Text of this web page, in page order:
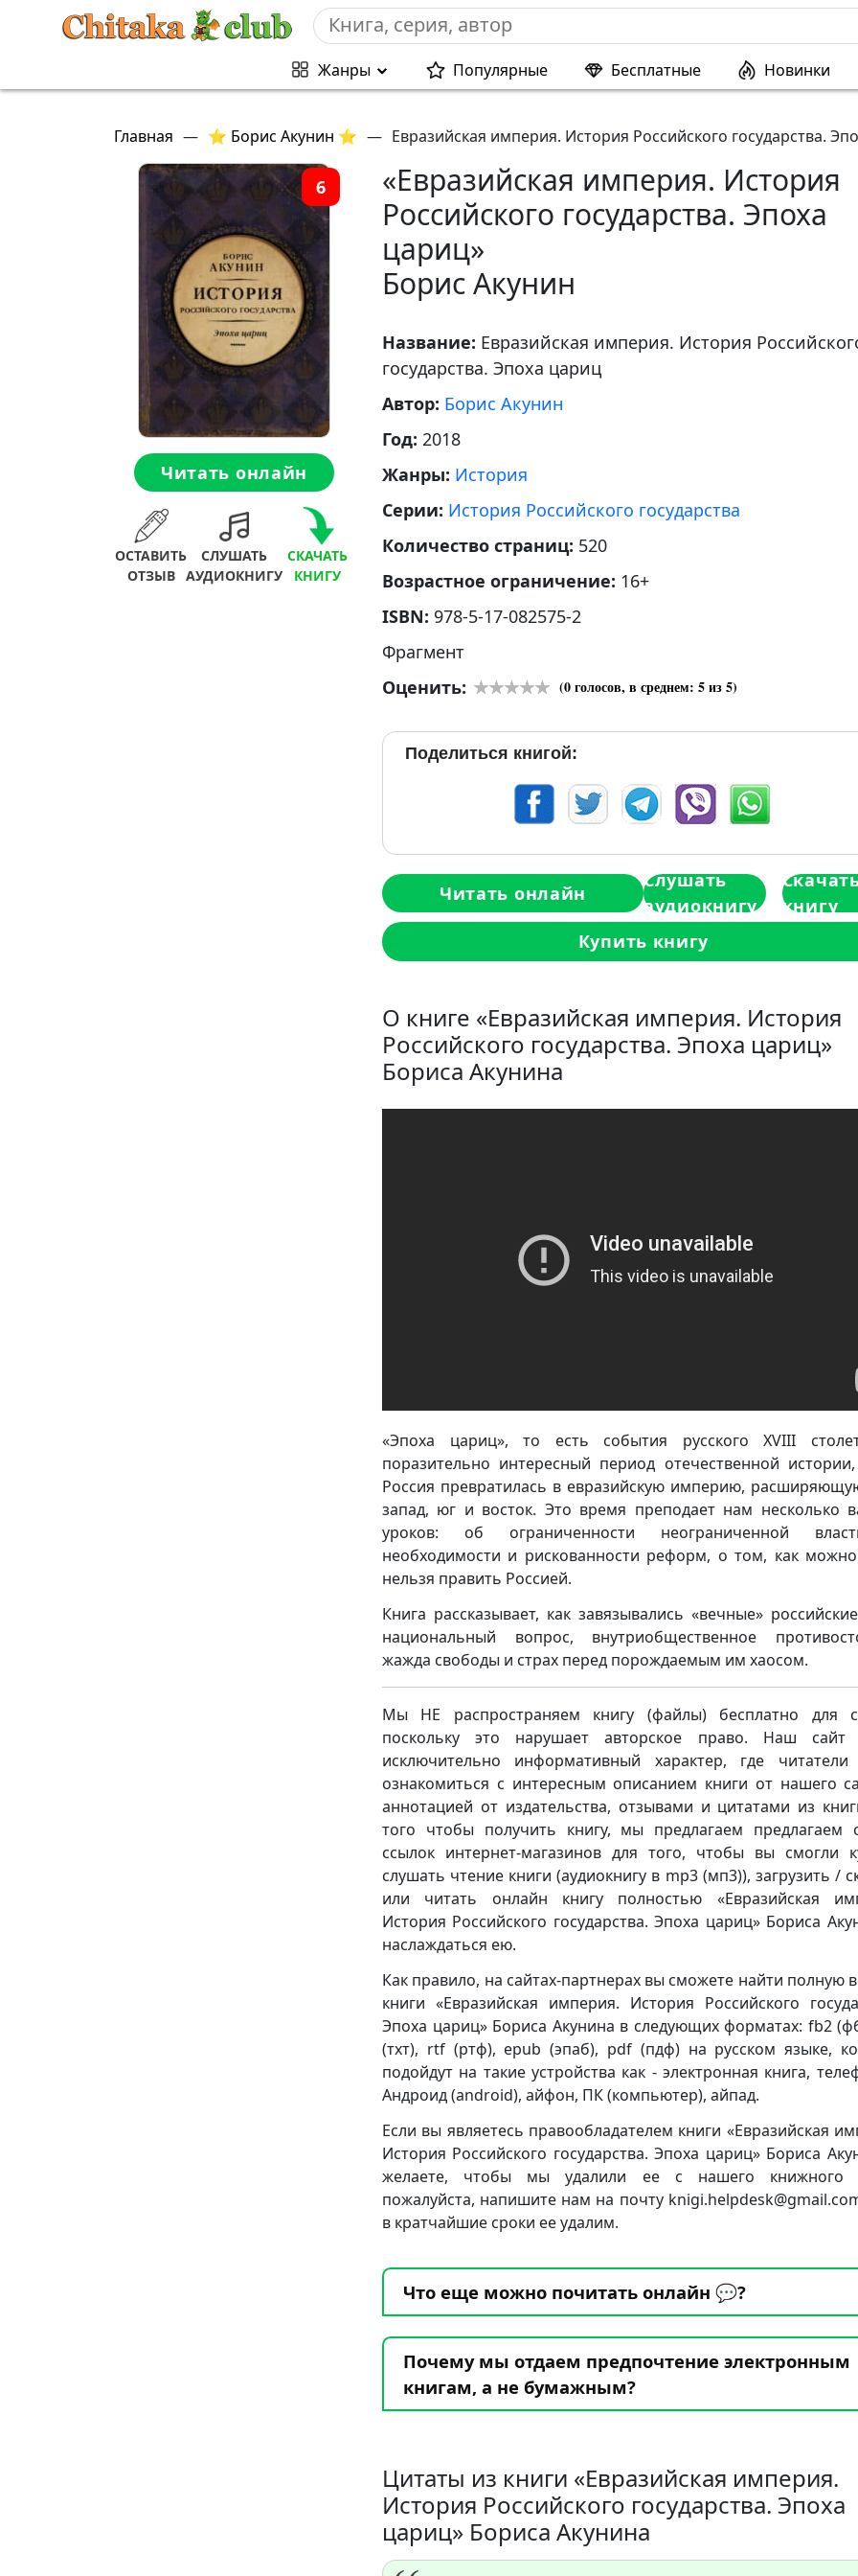
Жанры Популярные Бесплатные Новинки
Главная — ⭐ Борис Акунин ⭐ — Евразийская империя. История Российского государства.
6
Читать онлайн
ОСТАВИТЬ
ОТЗЫВ
СЛУШАТЬ
АУДИОКНИГУ
СКАЧАТЬ
КНИГУ
«Евразийская империя. История
Российского государства. Эпоха
цариц»
Борис Акунин
Название: Евразийская империя. История
государства. Эпоха цариц
Автор: Борис Акунин
Год: 2018
Жанры: История
Серии: История Российского государства
Количество страниц: 520
Возрастное ограничение: 16+
ISBN: 978-5-17-082575-2
Фрагмент
Оценить:
(0голосов, в среднем: 5из 5)
Поделиться книгой:
Читать онлайн
Слушать
аудиокнигу
книгу
Купить книгу
О книге «Евразийская империя. История
Российского государства. Эпоха цариц»
Бориса Акунина
«Эпоха цариц», то есть события русского XVIII
поразительно интересный период отечественной
Россия превратилась в евразийскую империю,
запад, юг и восток. Это время преподает нам несколько
уроков: об ограниченности неограниченной
необходимости и рискованности реформ, о том, как
нельзя править Россией.
Книга рассказывает, как завязывались «вечные»
национальный вопрос, внутриобщественное
жажда свободы и страх перед порождаемым им хаосом.
Мы НЕ распространяем книгу (файлы) бесплатно для
поскольку это нарушает авторское право. Наш сайт
исключительно информативный характер, где читатели
ознакомиться с интересным описанием книги от нашего
аннотацией от издательства, отзывами и цитатами из
того чтобы получить книгу, мы предлагаем предлагаем
ссылок интернет-магазинов для того, чтобы вы смогли
слушать чтение книги (аудиокнигу в mp3 (мп3)), загрузить /
или читать онлайн книгу полностью «Евразийская
История Российского государства. Эпоха цариц» Бориса
наслаждаться ею.
Как правило, на сайтах-партнерах вы сможете найти полную
книги «Евразийская империя. История Российского
Эпоха цариц» Бориса Акунина в следующих форматах: fb2
(тхт), rtf (ртф), epub (эпаб), pdf (пдф) на русском языке,
подойдут на такие устройства как - электронная книга,
Андроид (android), айфон, ПК (компьютер), айпад.
Если вы являетесь правообладателем книги «Евразийская
История Российского государства. Эпоха цариц» Бориса
желаете, чтобы мы удалили ее с нашего книжного
пожалуйста, напишите нам на почту
в кратчайшие сроки ее удалим.
Что еще можно почитать онлайн 💬?
Почему мы отдаем предпочтение электронным
книгам, а не бумажным?
Цитаты из книги «Евразийская империя.
История Российского государства. Эпоха
цариц» Бориса Акунина